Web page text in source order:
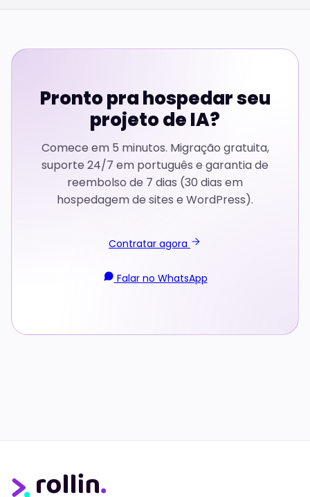
Pronto pra hospedar seu
projeto de IA?
Comece em 5 minutos. Migração gratuita,
suporte 24/7 em português e garantia de
reembolso de 7 dias (30 dias em
hospedagem de sites e WordPress).
Contratar agora
Falar no WhatsApp